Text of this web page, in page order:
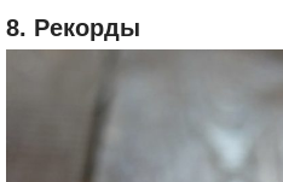
8. Рекорды